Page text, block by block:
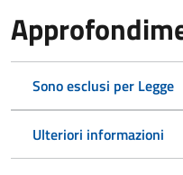
Sono esclusi per Legge
Ulteriori informazioni